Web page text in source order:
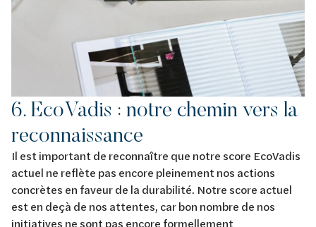
6. EcoVadis : notre chemin vers la
reconnaissance
Il est important de reconnaître que notre score EcoVadis
actuel ne reflète pas encore pleinement nos actions
concrètes en faveur de la durabilité. Notre score actuel
est en deçà de nos attentes, car bon nombre de nos
initiatives ne sont pas encore formellement